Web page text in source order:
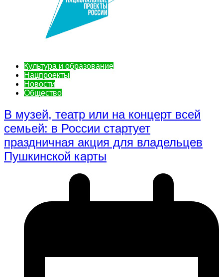
Культура и образование
Нацпроекты
Новости
Общество
В музей, театр или на концерт всей
семьей: в России стартует
праздничная акция для владельцев
Пушкинской карты